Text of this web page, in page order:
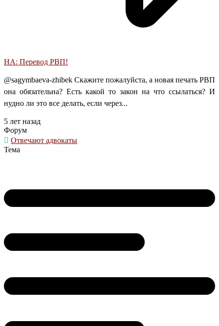
НА: Перевод РВП!
@sagymbaeva-zhibek Скажите пожалуйста, а новая печать РВП
она обязательна? Есть какой то закон на что ссылаться? И
нудно ли это все делать, если через...
5 лет назад
Форум
Отвечают адвокаты
Тема